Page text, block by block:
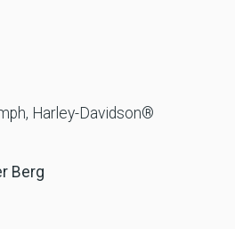
Harley-Davidson®
Berg